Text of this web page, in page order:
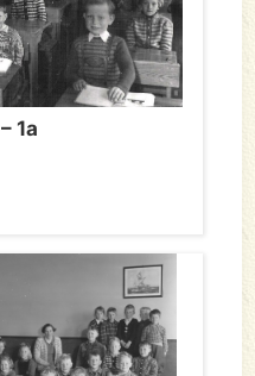
1a